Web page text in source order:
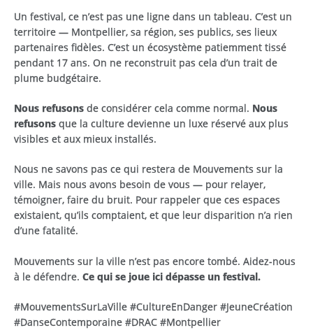
Un festival, ce n’est pas une ligne dans un tableau. C’est un
territoire — Montpellier, sa région, ses publics, ses lieux
partenaires fidèles. C’est un écosystème patiemment tissé
pendant 17 ans. On ne reconstruit pas cela d’un trait de
plume budgétaire.
Nous refusons de considérer cela comme normal. Nous
refusons que la culture devienne un luxe réservé aux plus
visibles et aux mieux installés.
Nous ne savons pas ce qui restera de Mouvements sur la
ville. Mais nous avons besoin de vous — pour relayer,
témoigner, faire du bruit. Pour rappeler que ces espaces
existaient, qu’ils comptaient, et que leur disparition n’a rien
d’une fatalité.
Mouvements sur la ville n’est pas encore tombé. Aidez-nous
à le défendre. Ce qui se joue ici dépasse un festival.
#MouvementsSurLaVille #CultureEnDanger #JeuneCréation
#DanseContemporaine #DRAC #Montpellier